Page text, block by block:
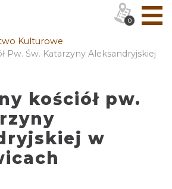
Kulturowe
Pw. Św. Katarzyny Aleksandryjskiej
kościół pw.
w
0